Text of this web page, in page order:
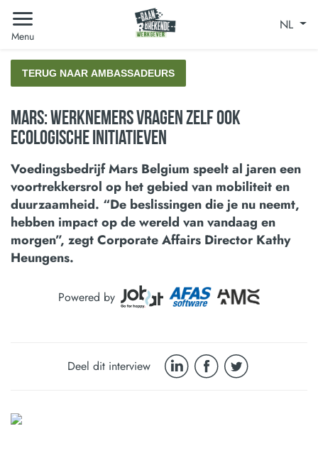
Menu
NL
TERUG NAAR AMBASSADEURS
Mars: Werknemers vragen zelf ook
ecologische initiatieven
Voedingsbedrijf Mars Belgium speelt al jaren een
voortrekkersrol op het gebied van mobiliteit en
duurzaamheid. “De beslissingen die je nu neemt,
hebben impact op de wereld van vandaag en
morgen”, zegt Corporate Affairs Director Kathy
Heungens.
Powered by
Deel dit interview